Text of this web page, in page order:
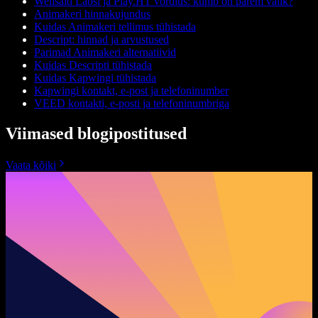
Animakeri hinnakujundus
Kuidas Animakeri tellimus tühistada
Descript: hinnad ja arvustused
Parimad Animakeri alternatiivid
Kuidas Descripti tühistada
Kuidas Kapwingi tühistada
Kapwingi kontakt, e-post ja telefoninumber
VEED kontakti, e-posti ja telefoninumbriga
Viimased blogipostitused
Vaata kõiki